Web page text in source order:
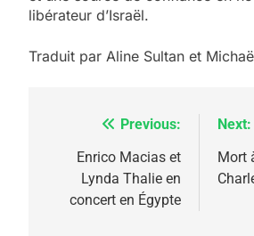
libérateur d’Israël.
Traduit par Aline Sultan et
Navigation
l’article
Previous:
Enrico Macias et
Lynda Thalie en
concert en Égypte
Next:
Mort
2025,
meurtrière
rapport
FRANCE